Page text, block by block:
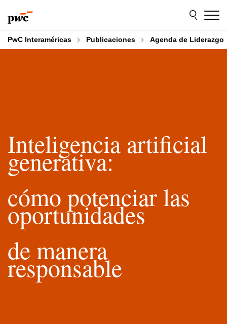
to
content
to
footer
PwC Interaméricas Publicaciones Agenda de Liderazgo
Inteligencia artificial
generativa:
cómo potenciar las
oportunidades
de manera
responsable